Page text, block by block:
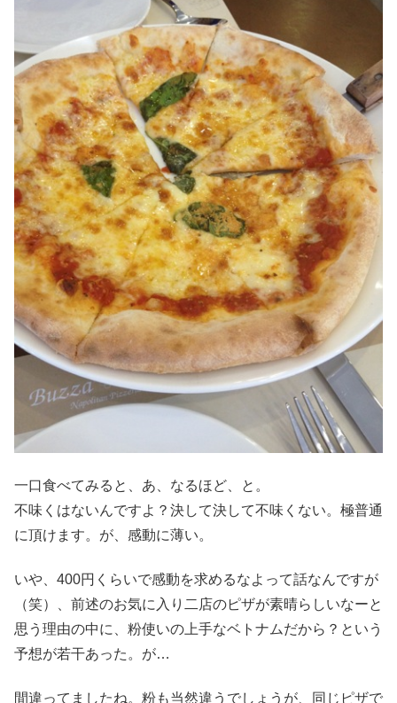
一口食べてみると、あ、なるほど、と。
不味くはないんですよ？決して決して不味くない。極普通
に頂けます。が、感動に薄い。
いや、400円くらいで感動を求めるなよって話なんですが
（笑）、前述のお気に入り二店のピザが素晴らしいなーと
思う理由の中に、粉使いの上手なベトナムだから？という
予想が若干あった。が…
間違ってましたね。粉も当然違うでしょうが、同じピザで